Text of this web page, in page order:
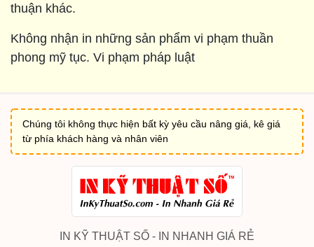
thuận khác.
Không nhận in những sản phẩm vi phạm thuần
phong mỹ tục. Vi phạm pháp luật
Chúng tôi không thực hiện bất kỳ yêu cầu nâng giá, kê giá
từ phía khách hàng và nhân viên
IN KỸ THUẬT SỐ - IN NHANH GIÁ RẺ